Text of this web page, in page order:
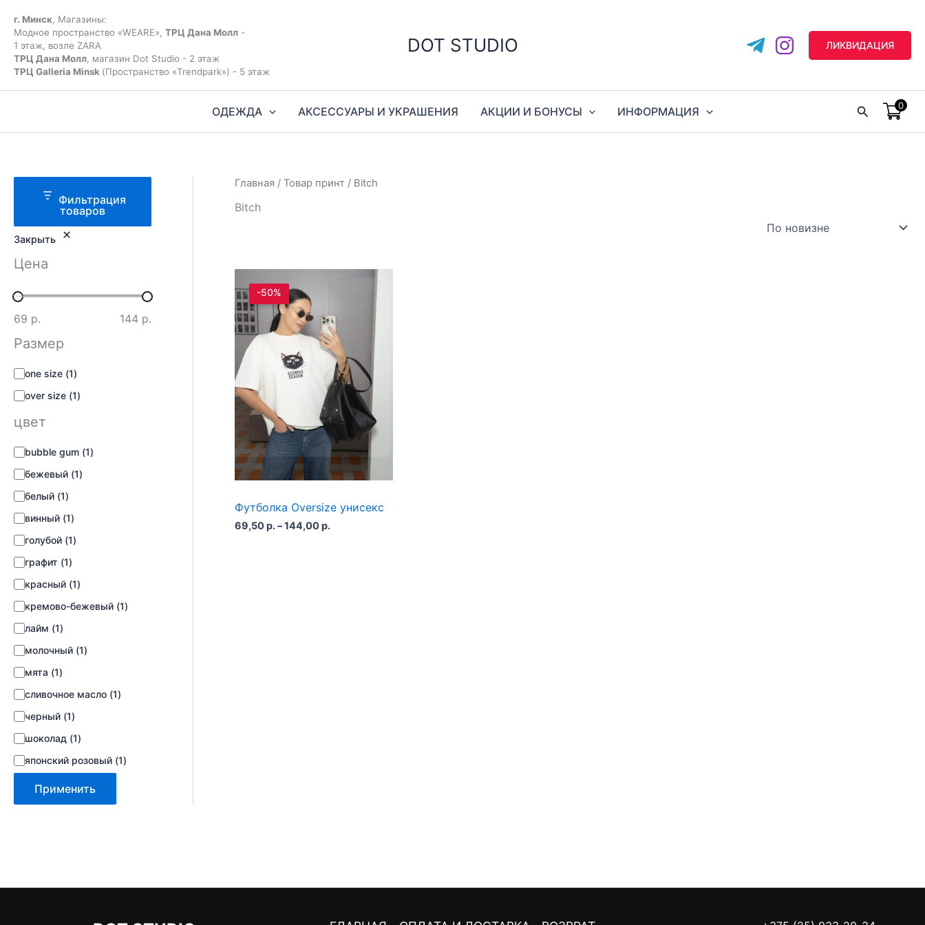
содержимому
г. Минск, Магазины:
Модное пространство «WEARE», ТРЦ Дана Молл -
1 этаж, возле ZARA
ТРЦ Дана Молл, магазин Dot Studio - 2 этаж
ТРЦ Galleria Minsk (Пространство «Trendpark») - 5 этаж
DOT STUDIO ЛИКВИДАЦИЯ
ОДЕЖДА АКСЕССУАРЫ И УКРАШЕНИЯ АКЦИИ И БОНУСЫ ИНФОРМАЦИЯ Поиск 0
Фильтрация
товаров
Закрыть
Цена
69 р. 144 р.
Размер
р
з
е
one size (1)
over size (1)
цвет
ц
е
т
bubble gum (1)
бежевый (1)
белый (1)
винный (1)
голубой (1)
графит (1)
красный (1)
кремово-бежевый (1)
лайм (1)
молочный (1)
мята (1)
сливочное масло (1)
черный (1)
шоколад (1)
японский розовый (1)
Применить
Главная / Товар принт / Bitch
Bitch
-50%
Футболка Oversize унисекс
69,50р.–144,00р.Диапазон